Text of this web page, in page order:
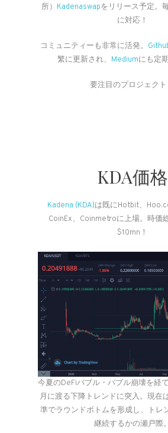
所） Kadenaswapをリリース予定。
に対応！
コミュニティーも非常に活発。
繁に更新され、 Mediumにも定
要注目のプロジェクト
KDA価格
Kadena (KDA)は既にHotbit、
CoinEx、Coinmetroに上場。時価
$10mn！
今夏のDeFiバブル・バブル崩壊を経
月に渡る下降トレンドに突入。現在
準でラウンドボトムを形成し、トレ
継続するかの瀬戸際。